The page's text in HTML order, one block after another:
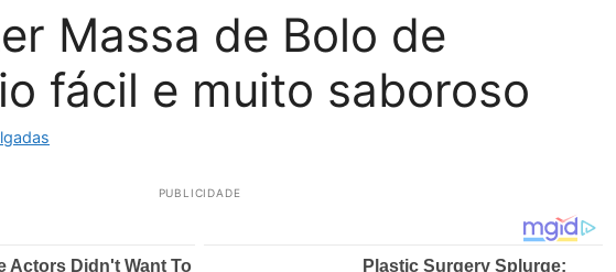
Massa de Bolo de
fácil e muito saboroso
PUBLICIDADE